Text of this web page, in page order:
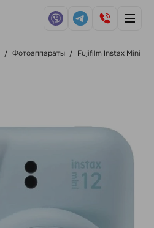
/ Фотоаппараты / Fujifilm Instax Mini 12